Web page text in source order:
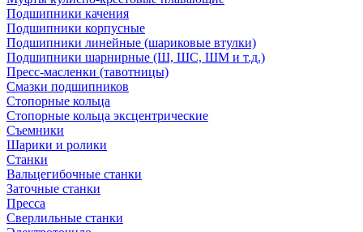
Подшипники качения
Подшипники корпусные
Подшипники линейные (шариковые втулки)
Подшипники шарнирные (Ш, ШС, ШМ и т.д.)
Пресс-масленки (тавотницы)
Смазки подшипников
Стопорные кольца
Стопорные кольца эксцентрические
Съемники
Шарики и ролики
Станки
Вальцегибочные станки
Заточные станки
Пресса
Сверлильные станки